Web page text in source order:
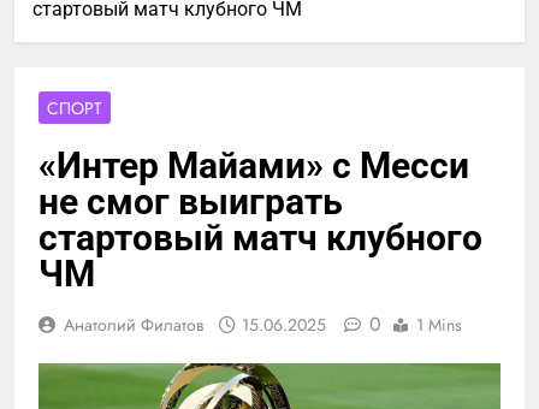
стартовый матч клубного ЧМ
СПОРТ
«Интер Майами» с Месси
не смог выиграть
стартовый матч клубного
ЧМ
Анатолий Филатов 15.06.2025 0 1 Mins